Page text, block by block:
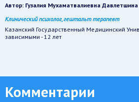
Автор: Гузалия Мухаматвалиевна Давлетшина
Клинический психолог, гештальт терапевт
Казанский Государственный Медицинский
зависимыми - 12 лет
Комментарии